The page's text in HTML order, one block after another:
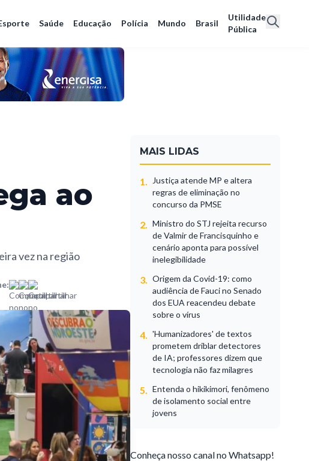
Saúde Educação Polícia Mundo Brasil
Utilidade
Pública
ao
vez na região
MAIS LIDAS
1.
Justiça atende MP e altera
regras de eliminação no
concurso da PMSE
2.
Ministro do STJ rejeita recurso
de Valmir de Francisquinho e
cenário aponta para possível
inelegibilidade
3.
Origem da Covid-19: como
audiência de Fauci no Senado
dos EUA reacendeu debate
sobre o vírus
4.
'Humanizadores' de textos
prometem driblar detectores
de IA; professores dizem que
tecnologia não faz milagres
5.
Entenda o hikikimori, fenômeno
de isolamento social entre
jovens
Conheça nosso canal no Whatsapp!